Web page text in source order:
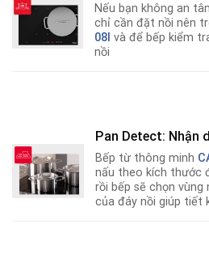
Nếu bạn không an
chỉ cần đặt nồi nên
08I và để bếp kiểm
nồi
Pan Detect: Nhận
Bếp từ thông minh
nấu theo kích thước
rồi bếp sẽ chọn
của đáy nồi giúp tiết